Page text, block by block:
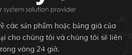
các sản phẩm hoặc bảng giá của
cho chúng tôi và chúng tôi sẽ liên
vòng 24 giờ.